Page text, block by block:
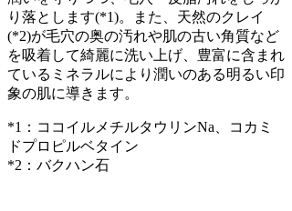
り落とします(*1)。また、天然のクレイ
(*2)が毛穴の奥の汚れや肌の古い角質など
を吸着して綺麗に洗い上げ、豊富に含まれ
ているミネラルにより潤いのある明るい印
象の肌に導きます。
*1：ココイルメチルタウリンNa、コカミ
ドプロピルベタイン
*2：バクハン石